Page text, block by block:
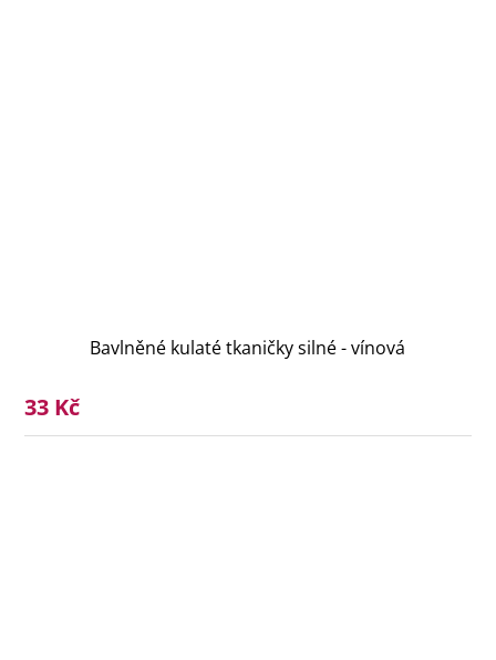
Bavlněné kulaté tkaničky silné - vínová
33 Kč